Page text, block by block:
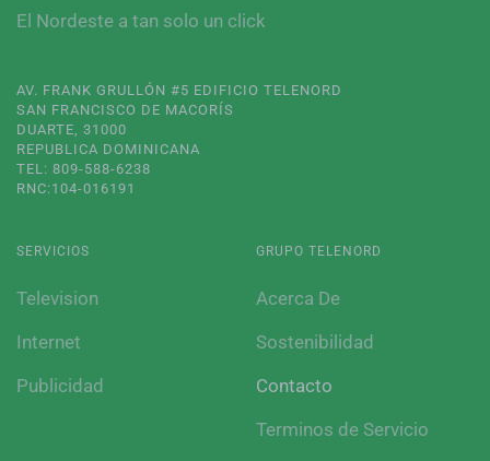
El Nordeste a tan solo un click
AV. FRANK GRULLÓN #5 EDIFICIO TELENORD
SAN FRANCISCO DE MACORÍS
DUARTE, 31000
REPUBLICA DOMINICANA
TEL: 809-588-6238
RNC:104-016191
SERVICIOS
Television
Internet
Publicidad
GRUPO TELENORD
Acerca De
Sostenibilidad
Contacto
Terminos de Servicio